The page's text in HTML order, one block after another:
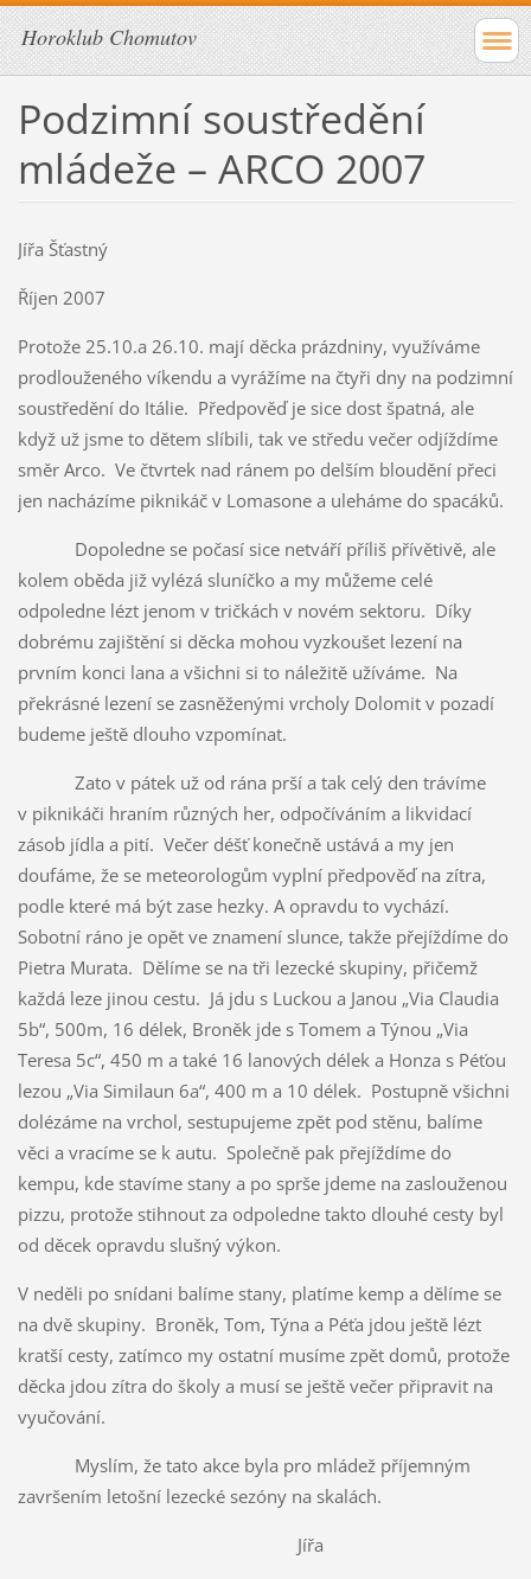
Horoklub Chomutov
Podzimní soustředění
mládeže – ARCO 2007
Jířa Šťastný
Říjen 2007
Protože 25.10.a 26.10. mají děcka prázdniny, využíváme
prodlouženého víkendu a vyrážíme na čtyři dny na podzimní
soustředění do Itálie. Předpověď je sice dost špatná, ale
když už jsme to dětem slíbili, tak ve středu večer odjíždíme
směr Arco. Ve čtvrtek nad ránem po delším bloudění přeci
jen nacházíme piknikáč v Lomasone a uleháme do spacáků.
Dopoledne se počasí sice netváří příliš přívětivě, ale
kolem oběda již vylézá sluníčko a my můžeme celé
odpoledne lézt jenom v tričkách v novém sektoru. Díky
dobrému zajištění si děcka mohou vyzkoušet lezení na
prvním konci lana a všichni si to náležitě užíváme. Na
překrásné lezení se zasněženými vrcholy Dolomit v pozadí
budeme ještě dlouho vzpomínat.
Zato v pátek už od rána prší a tak celý den trávíme
v piknikáči hraním různých her, odpočíváním a likvidací
zásob jídla a pití. Večer déšť konečně ustává a my jen
doufáme, že se meteorologům vyplní předpověď na zítra,
podle které má být zase hezky. A opravdu to vychází.
Sobotní ráno je opět ve znamení slunce, takže přejíždíme do
Pietra Murata. Dělíme se na tři lezecké skupiny, přičemž
každá leze jinou cestu. Já jdu s Luckou a Janou „Via Claudia
5b“, 500m, 16 délek, Broněk jde s Tomem a Týnou „Via
Teresa 5c“, 450 m a také 16 lanových délek a Honza s Péťou
lezou „Via Similaun 6a“, 400 m a 10 délek. Postupně všichni
dolézáme na vrchol, sestupujeme zpět pod stěnu, balíme
věci a vracíme se k autu. Společně pak přejíždíme do
kempu, kde stavíme stany a po sprše jdeme na zaslouženou
pizzu, protože stihnout za odpoledne takto dlouhé cesty byl
od děcek opravdu slušný výkon.
V neděli po snídani balíme stany, platíme kemp a dělíme se
na dvě skupiny. Broněk, Tom, Týna a Péťa jdou ještě lézt
kratší cesty, zatímco my ostatní musíme zpět domů, protože
děcka jdou zítra do školy a musí se ještě večer připravit na
vyučování.
Myslím, že tato akce byla pro mládež příjemným
završením letošní lezecké sezóny na skalách.
Jířa